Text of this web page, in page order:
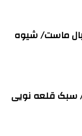
ماست/ شیوه
سبک قلعه نویی